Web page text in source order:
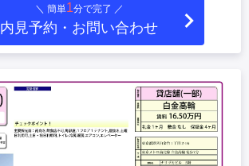
＼ 簡単1分で完了 ／
内見予約・お問い合わせ